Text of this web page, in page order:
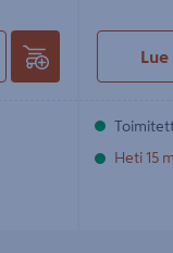
Lue
Heti 15